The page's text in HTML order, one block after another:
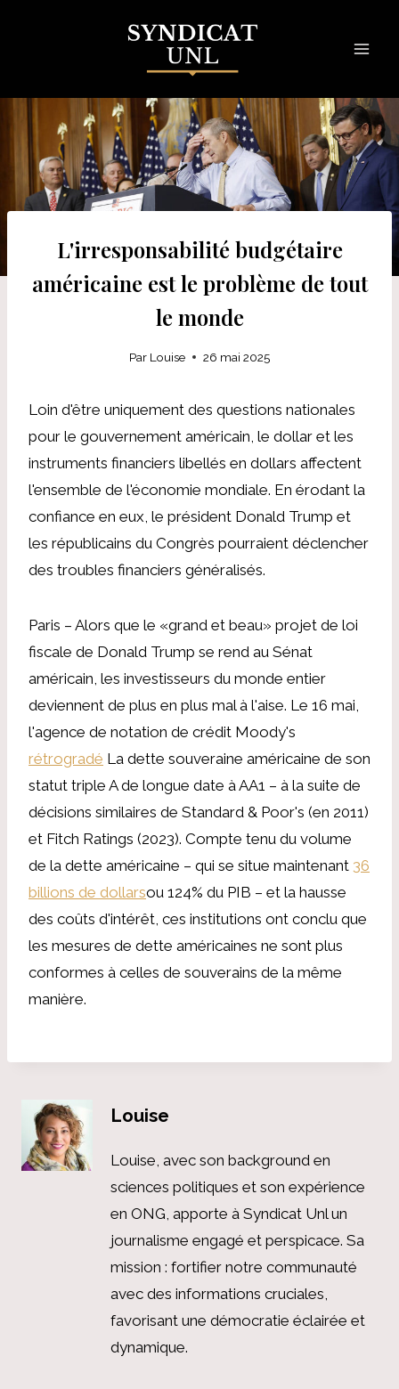
L'irresponsabilité budgétaire
américaine est le problème de tout
le monde
Par Louise 26 mai 2025
Loin d'être uniquement des questions nationales
pour le gouvernement américain, le dollar et les
instruments financiers libellés en dollars affectent
l'ensemble de l'économie mondiale. En érodant la
confiance en eux, le président Donald Trump et
les républicains du Congrès pourraient déclencher
des troubles financiers généralisés.
Paris – Alors que le «grand et beau» projet de loi
fiscale de Donald Trump se rend au Sénat
américain, les investisseurs du monde entier
deviennent de plus en plus mal à l'aise. Le 16 mai,
l'agence de notation de crédit Moody's
rétrogradé La dette souveraine américaine de son
statut triple A de longue date à AA1 – à la suite de
décisions similaires de Standard & Poor's (en 2011)
et Fitch Ratings (2023). Compte tenu du volume
de la dette américaine – qui se situe maintenant 36
billions de dollarsou 124% du PIB – et la hausse
des coûts d'intérêt, ces institutions ont conclu que
les mesures de dette américaines ne sont plus
conformes à celles de souverains de la même
manière.
Louise
Louise, avec son background en
sciences politiques et son expérience
en ONG, apporte à Syndicat Unl un
journalisme engagé et perspicace. Sa
mission : fortifier notre communauté
avec des informations cruciales,
favorisant une démocratie éclairée et
dynamique.